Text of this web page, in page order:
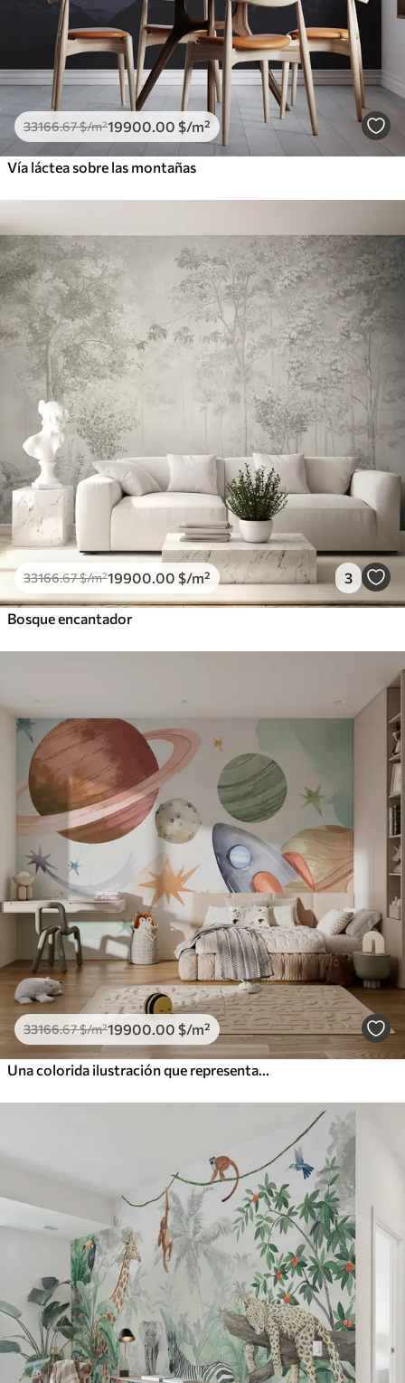
33166.67$/m²19900 .00 $/m²
Vía láctea sobre las montañas
33166.67$/m²19900 .00 $/m² 3
Bosque encantador
33166.67$/m²19900 .00 $/m²